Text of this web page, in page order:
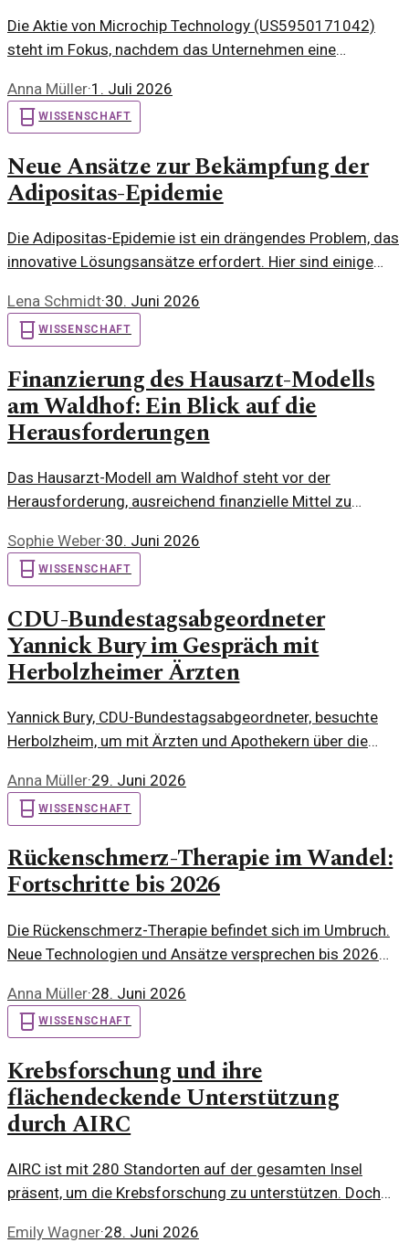
Die Aktie von Microchip Technology (US5950171042)
steht im Fokus, nachdem das Unternehmen eine
Raumfahrtbehörde erhalten hat. Analysten beobachten,
wie sich dieser Schritt auf den Kurs auswirken könnte.
Anna Müller·1. Juli 2026
WISSENSCHAFT
Neue Ansätze zur Bekämpfung der
Adipositas-Epidemie
Die Adipositas-Epidemie ist ein drängendes Problem, das
innovative Lösungsansätze erfordert. Hier sind einige
Lena Schmidt·30. Juni 2026
WISSENSCHAFT
Finanzierung des Hausarzt-Modells
am Waldhof: Ein Blick auf die
Herausforderungen
Das Hausarzt-Modell am Waldhof steht vor der
Herausforderung, ausreichend finanzielle Mittel zu
Situation zeigt sich, wie wichtig eine nachhaltige
Unterstützung ist.
Sophie Weber·30. Juni 2026
WISSENSCHAFT
CDU-Bundestagsabgeordneter
Yannick Bury im Gespräch mit
Herbolzheimer Ärzten
Yannick Bury, CDU-Bundestagsabgeordneter, besuchte
Herbolzheim, um mit Ärzten und Apothekern über die
Gesundheitsversorgung zu diskutieren.
Anna Müller·29. Juni 2026
WISSENSCHAFT
Rückenschmerz-Therapie im Wandel:
Fortschritte bis 2026
Die Rückenschmerz-Therapie befindet sich im Umbruch.
Neue Technologien und Ansätze versprechen bis 2026
Anna Müller·28. Juni 2026
WISSENSCHAFT
Krebsforschung und ihre
flächendeckende Unterstützung
durch AIRC
AIRC ist mit 280 Standorten auf der gesamten Insel
präsent, um die Krebsforschung zu unterstützen. Doch
Emily Wagner·28. Juni 2026